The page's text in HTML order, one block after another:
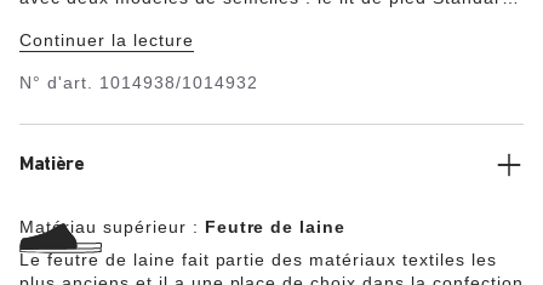
à l’unité. En résumé, la chaussure idéale pour toute
de pied Standard. Inspiré des empreintes de pas
d’un feutre de laine doux. Notre modèle (f) porte la
Continuer la lecture
N° d'art. 1014938/1014932
Matière
Matériau supérieur : Feutre de laine
Le feutre de laine fait partie des matériaux textiles les